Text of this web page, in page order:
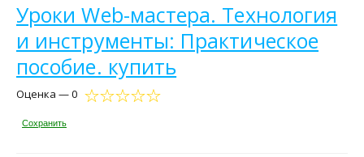
Уроки Web-мастера. Технология
и инструменты: Практическое
пособие. купить
Оценка — 0
Сохранить